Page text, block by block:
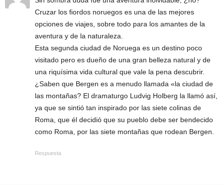
Cruzar los fiordos noruegos es una de las mejores
opciones de viajes, sobre todo para los amantes de la
aventura y de la naturaleza.
Esta segunda ciudad de Noruega es un destino poco
visitado pero es dueño de una gran belleza natural y de
una riquísima vida cultural que vale la pena descubrir.
¿Saben que Bergen es a menudo llamada «la ciudad de
las montañas? El dramaturgo Ludvig Holberg la llamó así,
ya que se sintió tan inspirado por las siete colinas de
Roma, que él decidió que su pueblo debe ser bendecido
como Roma, por las siete montañas que rodean Bergen.
Respuesta